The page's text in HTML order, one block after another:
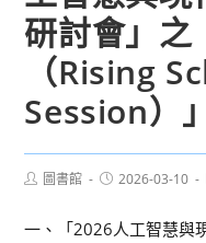
研討會」之
（Rising
Session）
Post圖書館
Post2026-03-10
一、「2026人工智慧與